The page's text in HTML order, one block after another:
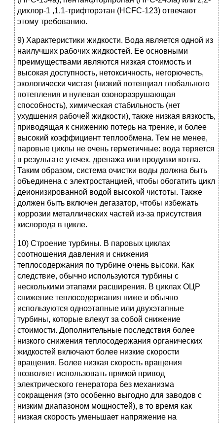
дихлор-1 ,1,1-трифторэтан (HCFC-123) отвечают
этому требованию.
9) Характеристики жидкости. Вода является одной из
наилучших рабочих жидкостей. Ее основными
преимуществами являются низкая стоимость и
высокая доступность, нетоксичность, негорючесть,
экологически чистая (низкий потенциал глобального
потепления и нулевая озоноразрушающая
способность), химическая стабильность (нет
ухудшения рабочей жидкости), также низкая вязкость,
приводящая к снижению потерь на трение, и более
высокий коэффициент теплообмена. Тем не менее,
паровые циклы не очень герметичные: вода теряется
в результате утечек, дренажа или продувки котла.
Таким образом, система очистки воды должна быть
объединена с электростанцией, чтобы обогатить цикл
деионизированной водой высокой чистоты. Также
должен быть включен дегазатор, чтобы избежать
коррозии металлических частей из-за присутствия
кислорода в цикле.
10) Строение турбины. В паровых циклах
соотношения давления и снижения
теплосодержания по турбине очень высоки. Как
следствие, обычно используются турбины с
несколькими этапами расширения. В циклах ОЦР
снижение теплосодержания ниже и обычно
используются одноэтапные или двухэтапные
турбины, которые влекут за собой снижение
стоимости. Дополнительные последствия более
низкого снижения теплосодержания органических
жидкостей включают более низкие скорости
вращения. Более низкая скорость вращения
позволяет использовать прямой привод
электрического генератора без механизма
сокращения (это особенно выгодно для заводов с
низким диапазоном мощностей), в то время как
низкая скорость уменьшает напряжение на